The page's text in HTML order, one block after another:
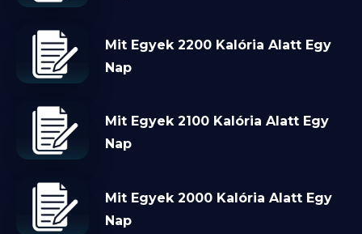
Mit Egyek 2200 Kalória Alatt Egy
Nap
Mit Egyek 2100 Kalória Alatt Egy
Nap
Mit Egyek 2000 Kalória Alatt Egy
Nap